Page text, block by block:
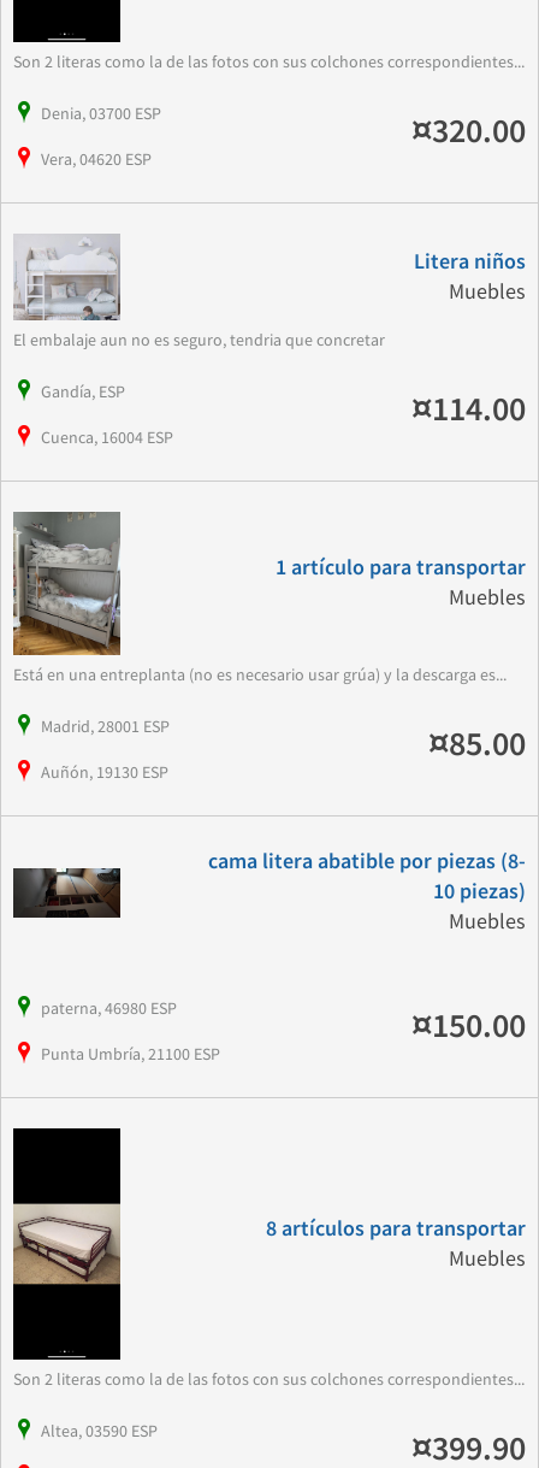
Son 2 literas como la de las fotos con sus colchones correspondientes...
Denia, 03700 ESP
Vera, 04620 ESP
¤320.00
Litera niños
Muebles
El embalaje aun no es seguro, tendria que concretar
Gandía, ESP
Cuenca, 16004 ESP
¤114.00
1 artículo para transportar
Muebles
Está en una entreplanta (no es necesario usar grúa) y la descarga es...
Madrid, 28001 ESP
Auñón, 19130 ESP
¤85.00
cama litera abatible por piezas (8-
10 piezas)
Muebles
paterna, 46980 ESP
Punta Umbría, 21100 ESP
¤150.00
8 artículos para transportar
Muebles
Son 2 literas como la de las fotos con sus colchones correspondientes...
Altea, 03590 ESP ¤399.90